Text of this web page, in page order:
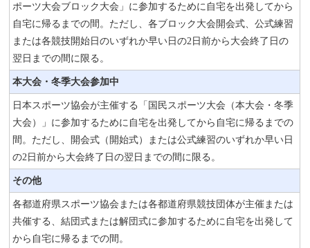
ポーツ大会ブロック大会」に参加するために自宅を出発してから
自宅に帰るまでの間。ただし、各ブロック大会開会式、公式練習
または各競技開始日のいずれか早い日の2日前から大会終了日の
翌日までの間に限る。
本大会・冬季大会参加中
日本スポーツ協会が主催する「国民スポーツ大会（本大会・冬季
大会）」に参加するために自宅を出発してから自宅に帰るまでの
間。ただし、開会式（開始式）または公式練習のいずれか早い日
の2日前から大会終了日の翌日までの間に限る。
その他
各都道府県スポーツ協会または各都道府県競技団体が主催または
共催する、結団式または解団式に参加するために自宅を出発して
から自宅に帰るまでの間。